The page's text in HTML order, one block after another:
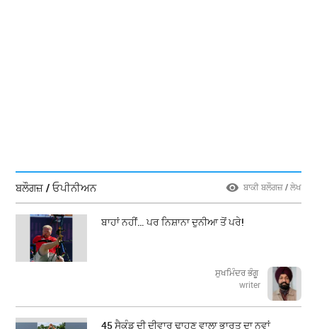
ਬਲੌਗਜ਼ / ਓਪੀਨੀਅਨ ਬਾਕੀ ਬਲੌਗਜ਼ / ਲੇਖ
ਬਾਹਾਂ ਨਹੀਂ… ਪਰ ਨਿਸ਼ਾਨਾ ਦੁਨੀਆ ਤੋਂ ਪਰੇ!
ਸੁਖਮਿੰਦਰ ਭੰਗੂ
writer
45 ਸੈਕੰਡ ਦੀ ਦੀਵਾਰ ਢਾਹੁਣ ਵਾਲਾ ਭਾਰਤ ਦਾ ਨਵਾਂ